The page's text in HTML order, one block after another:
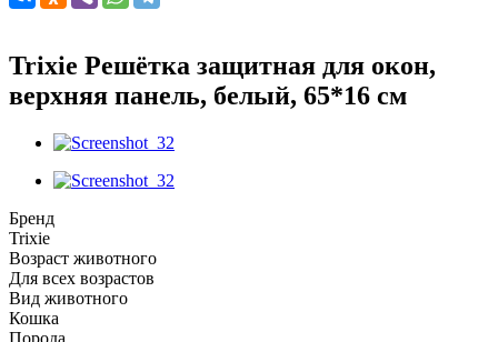
Trixie Решётка защитная для окон,
верхняя панель, белый, 65*16 см
Бренд
Trixie
Возраст животного
Для всех возрастов
Вид животного
Кошка
Порода